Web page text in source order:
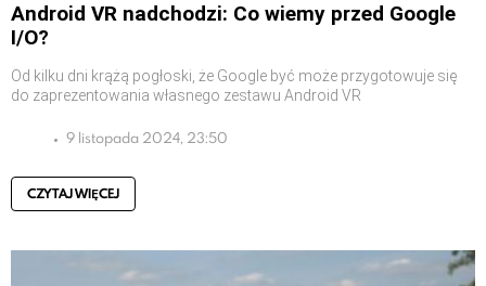
Android VR nadchodzi: Co wiemy przed Google
I/O?
Od kilku dni krążą pogłoski, że Google być może przygotowuje się
do zaprezentowania własnego zestawu Android VR
9 listopada 2024, 23:50
CZYTAJ WIĘCEJ